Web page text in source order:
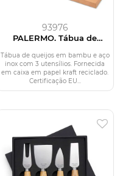
93976
PALERMO. Tábua de
inox com 3 utensílios
Tábua de queijos em bambu e aço
inox com 3 utensílios. Fornecida
em caixa em papel kraft reciclado.
Certificação EU...